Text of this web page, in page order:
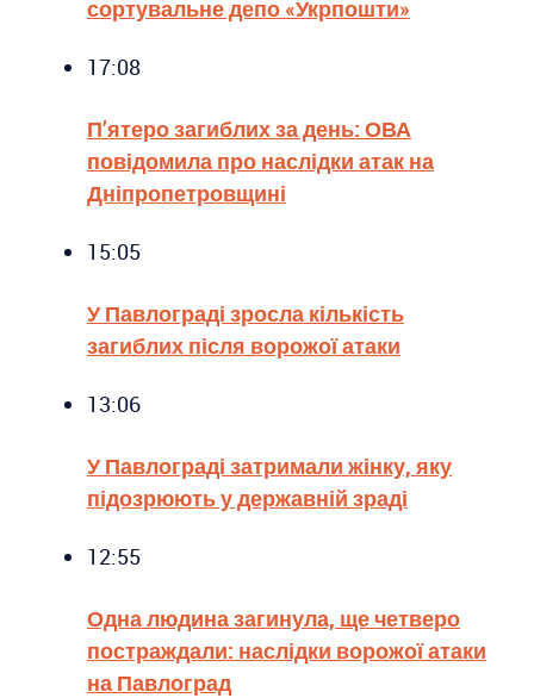
сортувальне депо «Укрпошти»
17:08
П’ятеро загиблих за день: ОВА
повідомила про наслідки атак на
Дніпропетровщині
15:05
У Павлограді зросла кількість
загиблих після ворожої атаки
13:06
У Павлограді затримали жінку, яку
підозрюють у державній зраді
12:55
Одна людина загинула, ще четверо
постраждали: наслідки ворожої атаки
на Павлоград